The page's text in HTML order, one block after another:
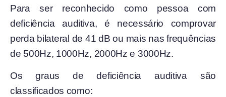
Para ser reconhecido como pessoa com
deficiência auditiva, é necessário comprovar
perda bilateral de 41 dB ou mais nas frequências
de 500Hz, 1000Hz, 2000Hz e 3000Hz.
Os graus de deficiência auditiva são
classificados como: